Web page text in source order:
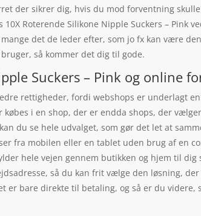
der sikrer dig, hvis du mod forventning
Roterende Silikone Nipple Suckers – Pink
det de leder efter, som jo fx kan være
så kommer det dig til gode.
Suckers – Pink og online
rettigheder, fordi webshops er underlagt
i en shop, der er endda shops, der
du se hele udvalget, som gør det let at
fra mobilen eller en tablet uden brug af en
hele vejen gennem butikken og hjem til
så du kan frit vælge den løsning,
er bare direkte til betaling, og så er du